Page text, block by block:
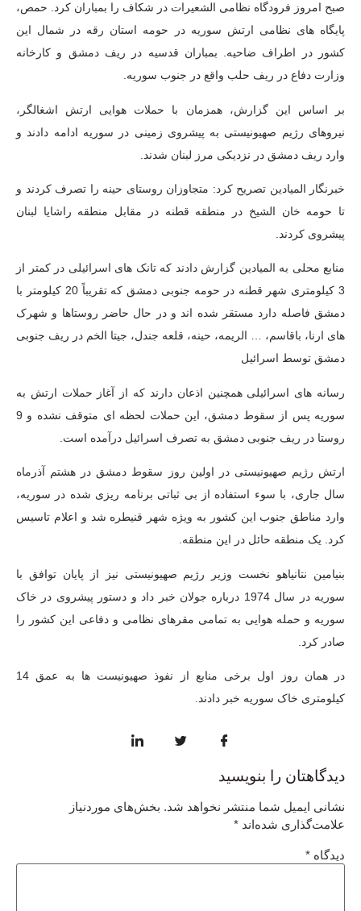
صبح امروز فرودگاه نظامی الشعیرات در شکاف را بمباران کرد. حمص،
پایگاه های نظامی ارتش سوریه در حومه استان رقه در شمال این
کشور در اطراف ضاحیه. بمباران قدسیه در ریف دمشق و کارخانه
وزارت دفاع در ریف حلب واقع در جنوب سوریه.
بر اساس این گزارش، همزمان با حملات هوایی ارتش اشغالگر،
نیروهای رژیم صهیونیستی به پیشروی زمینی در سوریه ادامه دادند و
وارد ریف دمشق در نزدیکی مرز لبنان شدند.
خبرنگار المیادین تصریح کرد: متجاوزان روستای حینه را تصرف کردند و
تا حومه خان الشیخ در منطقه قطنه در مقابل منطقه راشایا لبنان
پیشروی کردند.
منابع محلی به المیادین گزارش دادند که تانک های اسرائیلی در کمتر از
3 کیلومتری شهر قطنه در حومه جنوبی دمشق که تقریباً 20 کیلومتر با
دمشق فاصله دارد مستقر شده اند و در حال حاضر روستاها و شهرک
های ارنا، باقاسم، … الریمه، حینه، قلعه جندل، جیتا الخم در ریف جنوبی
دمشق توسط اسرائیل
رسانه های اسرائیلی همچنین اذعان دارند که از آغاز حملات ارتش به
سوریه پس از سقوط دمشق، این حملات لحظه ای متوقف نشده و 9
روستا در ریف جنوبی دمشق به تصرف اسرائیل درآمده است.
ارتش رژیم صهیونیستی در اولین روز سقوط دمشق در هشتم آذرماه
سال جاری، با سوء استفاده از بی ثباتی برنامه ریزی شده در سوریه،
وارد مناطق جنوب این کشور به ویژه شهر قنیطره شد و اعلام تاسیس
کرد. یک منطقه حائل در این منطقه.
بنیامین نتانیاهو نخست وزیر رژیم صهیونیستی نیز از پایان توافق با
سوریه در سال 1974 درباره جولان خبر داد و دستور پیشروی در خاک
سوریه و حمله هوایی به تمامی مقرهای نظامی و دفاعی این کشور را
صادر کرد.
در همان روز اول برخی منابع از نفوذ صهیونیست ها به عمق 14
کیلومتری خاک سوریه خبر دادند.
دیدگاهتان را بنویسید
نشانی ایمیل شما منتشر نخواهد شد. بخش‌های موردنیاز
علامت‌گذاری شده‌اند *
دیدگاه *